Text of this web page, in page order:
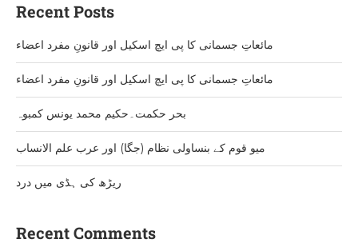
Recent Posts
مائعاتِ جسمانی کا پی ایچ اسکیل اور قانونِ مفرد اعضاء
مائعاتِ جسمانی کا پی ایچ اسکیل اور قانونِ مفرد اعضاء
بحر حکمت۔حکیم محمد یونس کمبوہ
میو قوم کے بنساولی نظام (جگا) اور عرب علم الانساب
ریڑھ کی ہڈی میں درد
Recent Comments